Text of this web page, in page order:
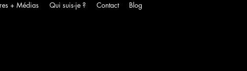
+ Médias Qui suis-je ? Contact Blog